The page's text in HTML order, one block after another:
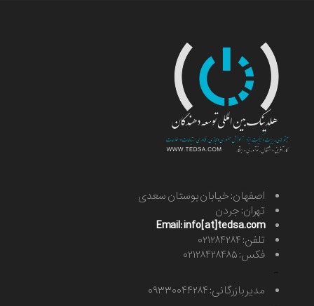
اصفهان: خیابان بوستان سعدی
تهران: جردن
Email: info[at]tedsa.com
تلفن: ۰۲۱۲۸۴۲۸۴
فکس: ۰۲۱۲۸۴۲۸۴۸۵
مدیر بازرگانی: ۰۹۳۳۰۰۴۴۲۸۴